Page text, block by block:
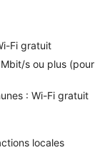
cheveux.
des
de
de
incluent
Fi gratuit
s ou plus (pour
: Wi-Fi gratuit
locales